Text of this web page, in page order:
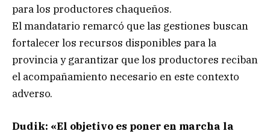
para los productores chaqueños.
El mandatario remarcó que las gestiones buscan
fortalecer los recursos disponibles para la
provincia y garantizar que los productores reciban
el acompañamiento necesario en este contexto
adverso.
Dudik: «El objetivo es poner en marcha la